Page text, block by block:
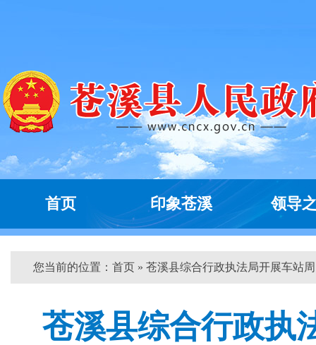
首页 印象苍溪 领导
您当前的位置： 首页 » 苍溪县综合行政执法局开展车站
苍溪县综合行政执